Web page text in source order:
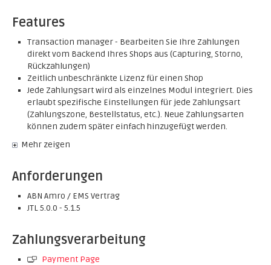
Features
Transaction manager - Bearbeiten Sie Ihre Zahlungen
direkt vom Backend Ihres Shops aus (Capturing, Storno,
Rückzahlungen)
Zeitlich unbeschränkte Lizenz für einen Shop
Jede Zahlungsart wird als einzelnes Modul integriert. Dies
erlaubt spezifische Einstellungen für jede Zahlungsart
(Zahlungszone, Bestellstatus, etc.). Neue Zahlungsarten
können zudem später einfach hinzugefügt werden.
Mehr zeigen
Anforderungen
ABN Amro / EMS Vertrag
JTL 5.0.0 - 5.1.5
Zahlungsverarbeitung
Payment Page